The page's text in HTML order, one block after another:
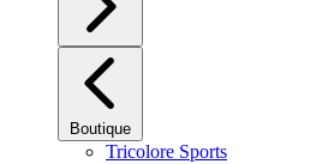
Boutique
Tricolore Sports